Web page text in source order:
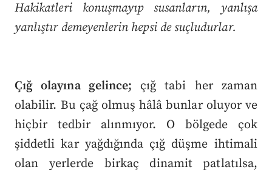
Hakikatleri konuşmayıp susanların, yanlışa
yanlıştır demeyenlerin hepsi de suçludurlar.
Çığ olayına gelince; çığ tabi her zaman
olabilir. Bu çağ olmuş hâlâ bunlar oluyor ve
hiçbir tedbir alınmıyor. O bölgede çok
şiddetli kar yağdığında çığ düşme ihtimali
olan yerlerde birkaç dinamit patlatılsa,